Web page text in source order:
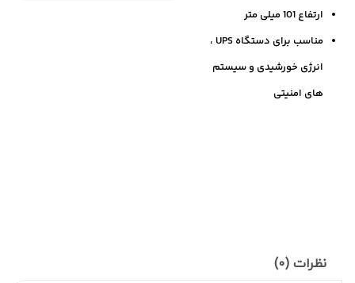
ارتفاع 101 میلی متر
مناسب برای دستگاه UPS ،
انرژی خورشیدی و سیستم
های امنیتی
نظرات (0)